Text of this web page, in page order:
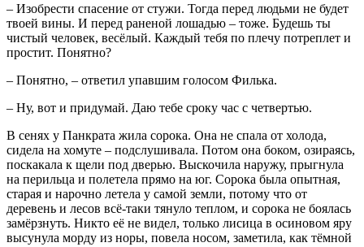
– Изобрести спасение от стужи. Тогда перед людьми не будет
твоей вины. И перед раненой лошадью – тоже. Будешь ты
чистый человек, весёлый. Каждый тебя по плечу потреплет и
простит. Понятно?
– Понятно, – ответил упавшим голосом Филька.
– Ну, вот и придумай. Даю тебе сроку час с четвертью.
В сенях у Панкрата жила сорока. Она не спала от холода,
сидела на хомуте – подслушивала. Потом она боком, озираясь,
поскакала к щели под дверью. Выскочила наружу, прыгнула
на перильца и полетела прямо на юг. Сорока была опытная,
старая и нарочно летела у самой земли, потому что от
деревень и лесов всё-таки тянуло теплом, и сорока не боялась
замёрзнуть. Никто её не видел, только лисица в осиновом яру
высунула морду из норы, повела носом, заметила, как тёмной